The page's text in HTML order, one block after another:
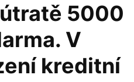
5000
V
kreditní